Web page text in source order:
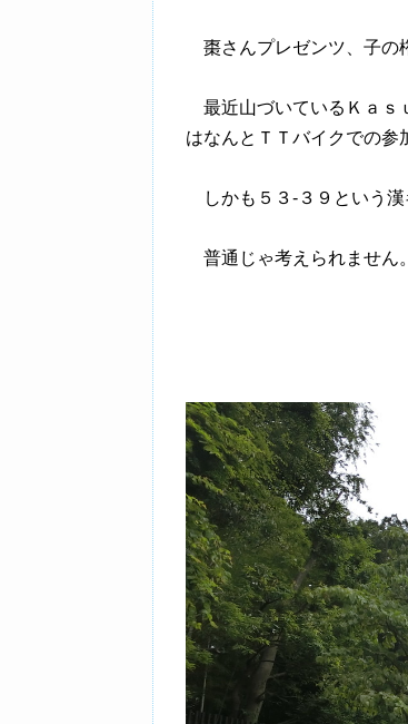
棗さんプレゼンツ、子の
最近山づいているＫａｓ
はなんとＴＴバイクでの参
しかも５３-３９という漢
普通じゃ考えられません。